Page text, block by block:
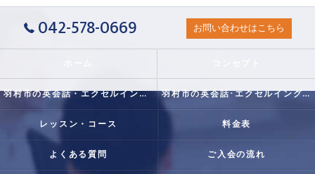
042-578-0669 お問い合わせはこちら
羽村市の英会話・エクセルイングリッシュクラブの口コミ情報 羽村市の英会話･エクセルイングリッシュクラブの評判
レッスン・コース 料金表
よくある質問 ご入会の流れ